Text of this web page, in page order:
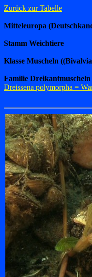
Zurück zur Tabelle
Mitteleuropa
Stamm Weichtiere
Klasse Muscheln
Familie Dreikantmuscheln
Dreissena polymorpha =